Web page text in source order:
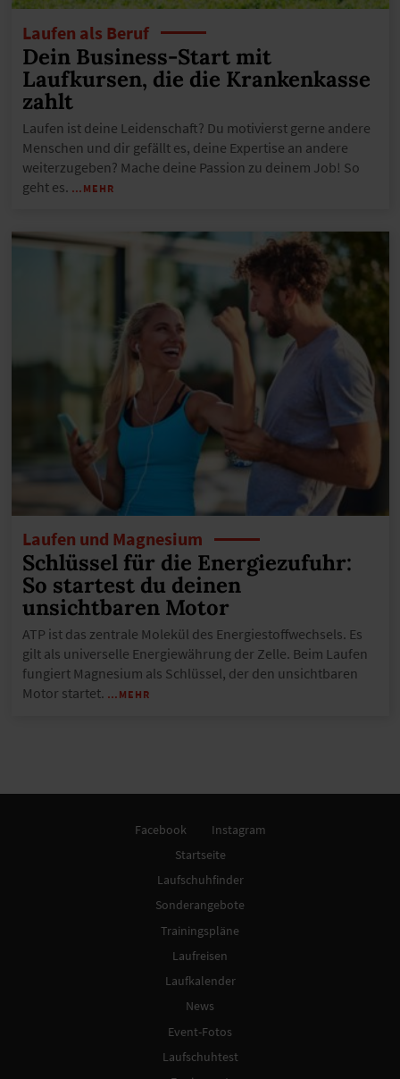
Laufen als Beruf
Dein Business-Start mit
Laufkursen, die die Krankenkasse
zahlt
Laufen ist deine Leidenschaft? Du motivierst gerne andere
Menschen und dir gefällt es, deine Expertise an andere
weiterzugeben? Mache deine Passion zu deinem Job! So
geht es. …MEHR
Laufen und Magnesium
Schlüssel für die Energiezufuhr:
So startest du deinen
unsichtbaren Motor
ATP ist das zentrale Molekül des Energiestoffwechsels. Es
gilt als universelle Energiewährung der Zelle. Beim Laufen
fungiert Magnesium als Schlüssel, der den unsichtbaren
Motor startet. …MEHR
Facebook
Instagram
Startseite
Laufschuhfinder
Sonderangebote
Trainingspläne
Laufreisen
Laufkalender
News
Event-Fotos
Laufschuhtest